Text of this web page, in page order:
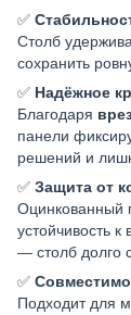
✅
Столб
сохранить
✅ Надёжное
Благодаря
панели
решений и
✅ Защита от
Оцинкованный
устойчивость
— столб долго
✅
Подходит для